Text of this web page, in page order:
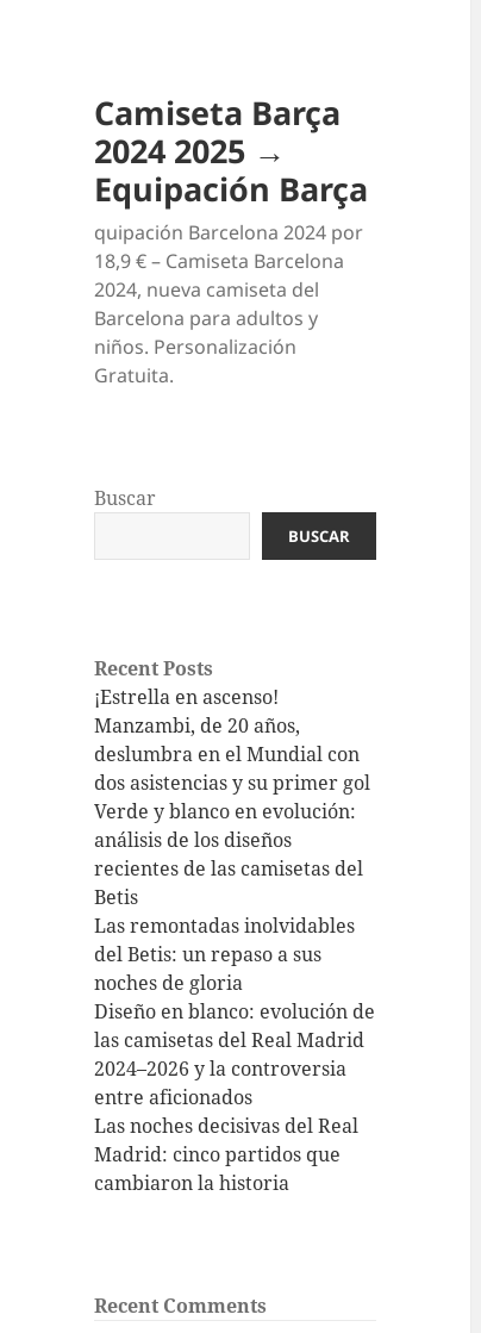
Camiseta Barça
2024 2025 →
Equipación Barça
quipación Barcelona 2024 por
18,9 € – Camiseta Barcelona
2024, nueva camiseta del
Barcelona para adultos y
niños. Personalización
Gratuita.
Buscar
BUSCAR
Recent Posts
¡Estrella en ascenso!
Manzambi, de 20 años,
deslumbra en el Mundial con
dos asistencias y su primer gol
Verde y blanco en evolución:
análisis de los diseños
recientes de las camisetas del
Betis
Las remontadas inolvidables
del Betis: un repaso a sus
noches de gloria
Diseño en blanco: evolución de
las camisetas del Real Madrid
2024–2026 y la controversia
entre aficionados
Las noches decisivas del Real
Madrid: cinco partidos que
cambiaron la historia
Recent Comments